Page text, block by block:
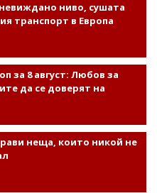
ниво, сушата
транспорт в Европа
за 8 август: Любов за
да се доверят на
неща, които никой не